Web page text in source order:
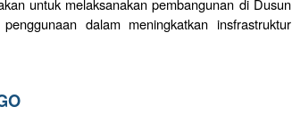
untuk melaksanakan pembangunan di Dusun
dalam meningkatkan insfrastruktur